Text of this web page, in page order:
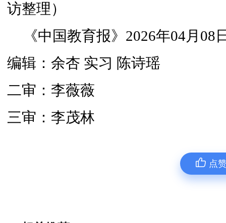
访整理）
《中国教育报》2026年04月08
编辑：余杏 实习 陈诗瑶
二审：李薇薇
三审：李茂林
点